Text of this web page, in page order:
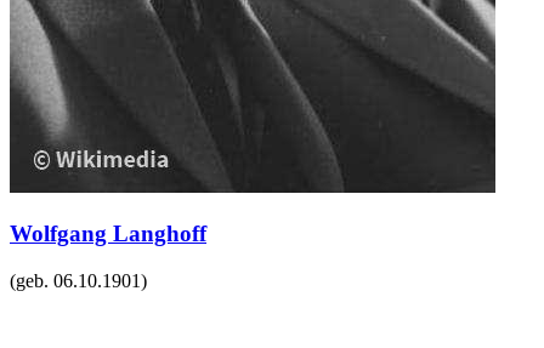
Wolfgang Langhoff
(geb. 06.10.1901)